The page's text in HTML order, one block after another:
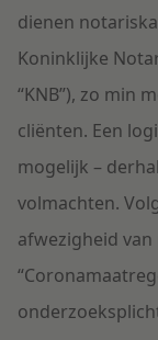
dienen
Koninklijke
“KNB”), zo min
cliënten. Een
mogelijk –
volmachten.
afwezigheid